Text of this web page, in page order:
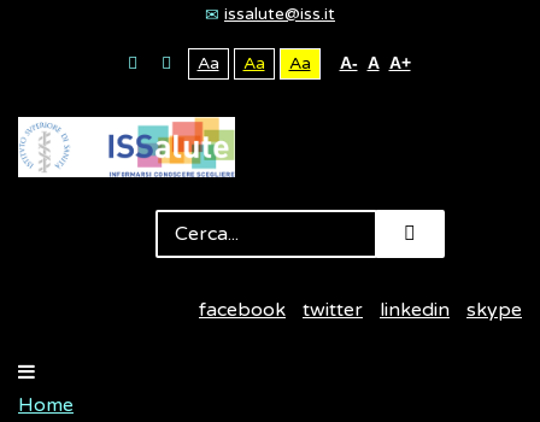
issalute@iss.it
Aa Aa Aa A- A A+
facebook twitter linkedin skype
Home